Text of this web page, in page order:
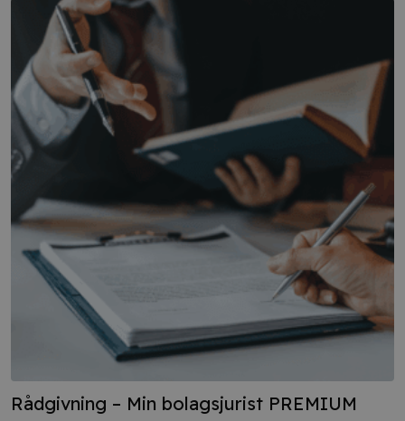
Rådgivning – Min bolagsjurist PREMIUM